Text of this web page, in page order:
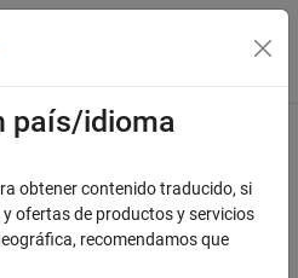
de navegación
was this information?
país/idioma
obtener contenido traducido, si
ofertas de productos y servicios
recomendamos que